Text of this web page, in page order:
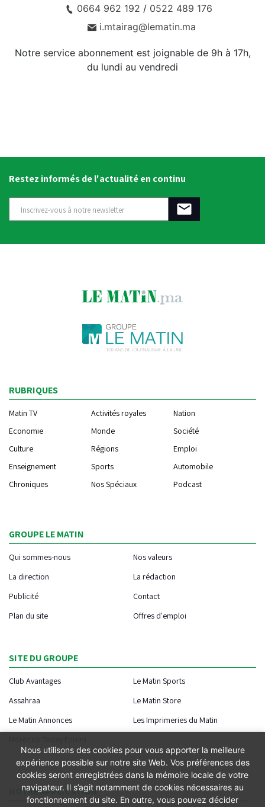
0664 962 192 / 0522 489 176
i.mtairag@lematin.ma
Notre service abonnement est joignable de 9h à 17h,
du lundi au vendredi
Restez informés de l'actualité en continu
RUBRIQUES
Matin TV Activités royales
Nation
Economie
Monde
Société
Culture
Régions
Emploi
Enseignement
Sports
Automobile
Chroniques
Nos Spéciaux Podcast
GROUPE LE MATIN
Qui sommes-nous
Nos valeurs
La direction
La rédaction
Publicité
Contact
Plan du site
Offres d'emploi
SITE DU GROUPE
Club Avantages
Le Matin Sports
Assahraa
Le Matin Store
Le Matin Annonces
Les Imprimeries du Matin
NOTRE APPLICATION
Nous utilisons des cookies pour vous apporter la meilleure
expérience possible sur notre site Web. Vos préférences des
cookies seront enregistrées dans la mémoire locale de votre
navigateur. Il s’agit notamment de cookies nécessaires au
fonctionnement du site. En outre, vous pouvez décider